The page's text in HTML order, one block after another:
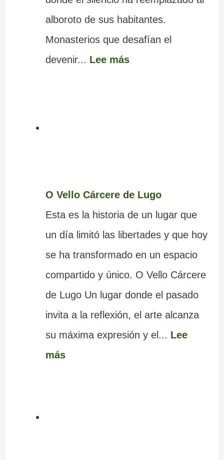
alboroto de sus habitantes.
Monasterios que desafían el
devenir... Lee más
O Vello Cárcere de Lugo
Esta es la historia de un lugar que
un día limitó las libertades y que hoy
se ha transformado en un espacio
compartido y único. O Vello Cárcere
de Lugo Un lugar donde el pasado
invita a la reflexión, el arte alcanza
su máxima expresión y el... Lee
más